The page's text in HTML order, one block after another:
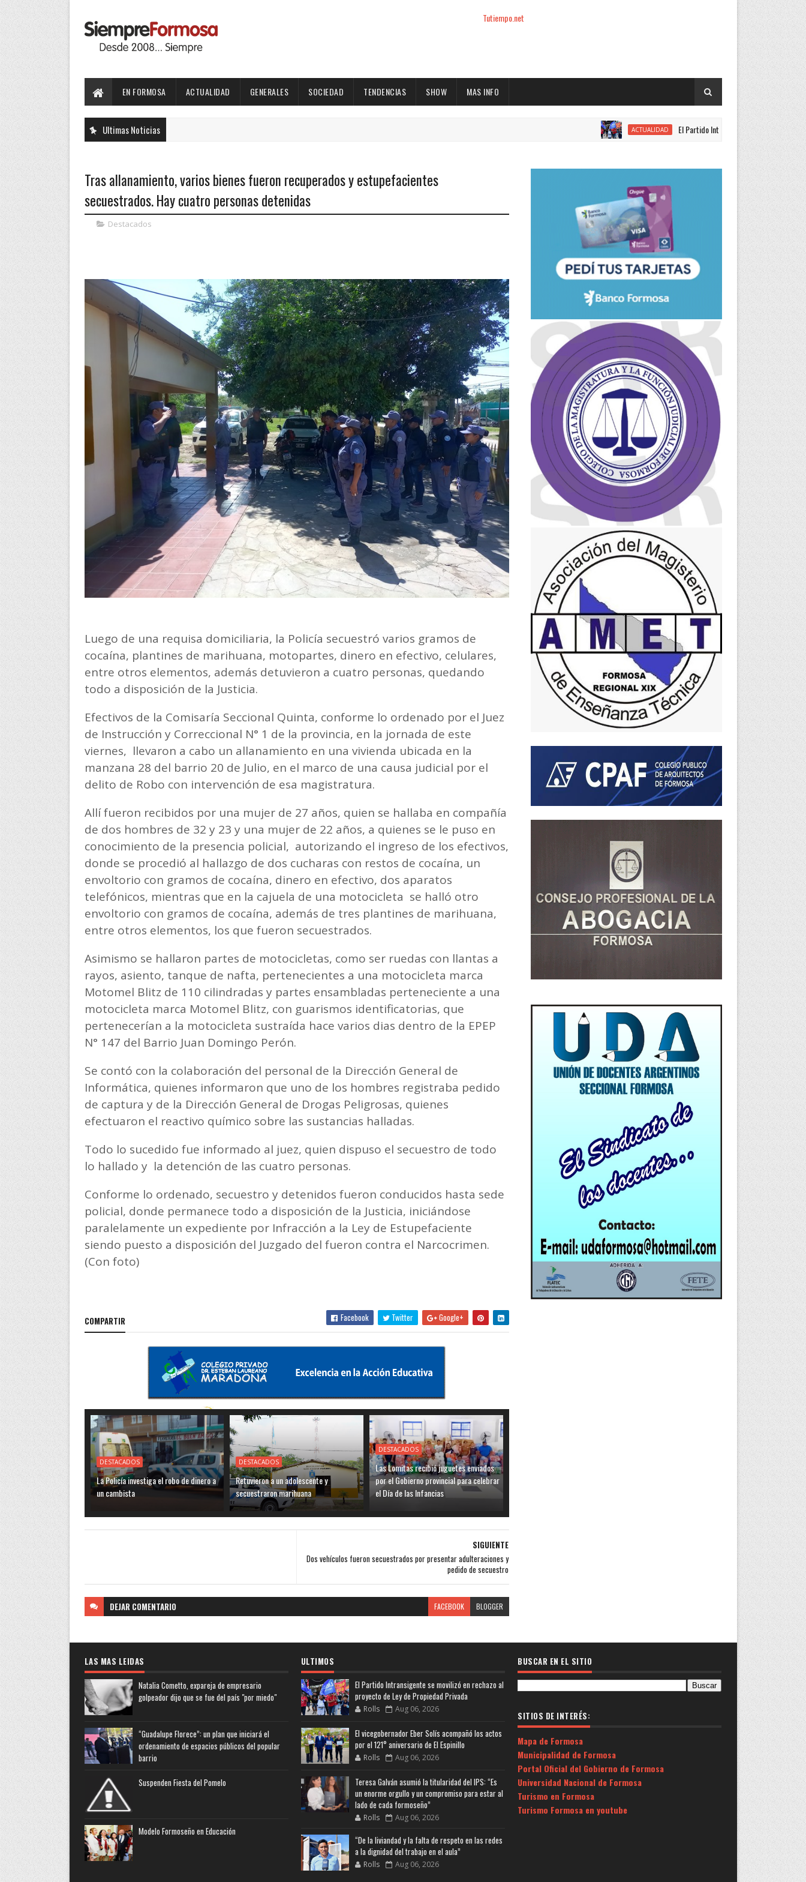
Tutiempo.net
EN FORMOSA ACTUALIDAD GENERALES SOCIEDAD TENDENCIAS SHOW MAS INFO
Ultimas Noticias ACTUALIDAD El Partido Intransigente se movilizó en rechazo al
Tras allanamiento, varios bienes fueron recuperados y estupefacientes
secuestrados. Hay cuatro personas detenidas
Destacados
Luego de una requisa domiciliaria, la Policía secuestró varios gramos de
cocaína, plantines de marihuana, motopartes, dinero en efectivo, celulares,
entre otros elementos, además detuvieron a cuatro personas, quedando
todo a disposición de la Justicia.
Efectivos de la Comisaría Seccional Quinta, conforme lo ordenado por el Juez
de Instrucción y Correccional N° 1 de la provincia, en la jornada de este
viernes, llevaron a cabo un allanamiento en una vivienda ubicada en la
manzana 28 del barrio 20 de Julio, en el marco de una causa judicial por el
delito de Robo con intervención de esa magistratura.
Allí fueron recibidos por una mujer de 27 años, quien se hallaba en compañía
de dos hombres de 32 y 23 y una mujer de 22 años, a quienes se le puso en
conocimiento de la presencia policial, autorizando el ingreso de los efectivos,
donde se procedió al hallazgo de dos cucharas con restos de cocaína, un
envoltorio con gramos de cocaína, dinero en efectivo, dos aparatos
telefónicos, mientras que en la cajuela de una motocicleta se halló otro
envoltorio con gramos de cocaína, además de tres plantines de marihuana,
entre otros elementos, los que fueron secuestrados.
Asimismo se hallaron partes de motocicletas, como ser ruedas con llantas a
rayos, asiento, tanque de nafta, pertenecientes a una motocicleta marca
Motomel Blitz de 110 cilindradas y partes ensambladas perteneciente a una
motocicleta marca Motomel Blitz, con guarismos identificatorias, que
pertenecerían a la motocicleta sustraída hace varios dias dentro de la EPEP
N° 147 del Barrio Juan Domingo Perón.
Se contó con la colaboración del personal de la Dirección General de
Informática, quienes informaron que uno de los hombres registraba pedido
de captura y de la Dirección General de Drogas Peligrosas, quienes
efectuaron el reactivo químico sobre las sustancias halladas.
Todo lo sucedido fue informado al juez, quien dispuso el secuestro de todo
lo hallado y la detención de las cuatro personas.
Conforme lo ordenado, secuestro y detenidos fueron conducidos hasta sede
policial, donde permanece todo a disposición de la Justicia, iniciándose
paralelamente un expediente por Infracción a la Ley de Estupefaciente
siendo puesto a disposición del Juzgado del fueron contra el Narcocrimen.
(Con foto)
COMPARTIR Facebook Twitter Google+
DESTACADOS
La Policía investiga el robo de dinero a
un cambista
DESTACADOS
Retuvieron a un adolescente y
secuestraron marihuana
DESTACADOS
Las Lomitas recibió juguetes enviados
por el Gobierno provincial para celebrar
el Día de las Infancias
SIGUIENTE
Dos vehículos fueron secuestrados por presentar adulteraciones y
pedido de secuestro
DEJAR COMENTARIO FACEBOOK BLOGGER
LAS MAS LEIDAS
Natalia Cometto, expareja de empresario
golpeador dijo que se fue del país "por miedo"
“Guadalupe Florece”: un plan que iniciará el
ordenamiento de espacios públicos del popular
barrio
Suspenden Fiesta del Pomelo
Modelo Formoseño en Educación
ULTIMOS
El Partido Intransigente se movilizó en rechazo al
proyecto de Ley de Propiedad Privada
Rolls Aug 06, 2026
El vicegobernador Eber Solís acompañó los actos
por el 121° aniversario de El Espinillo
Rolls Aug 06, 2026
Teresa Galván asumió la titularidad del IPS: “Es
un enorme orgullo y un compromiso para estar al
lado de cada formoseño”
Rolls Aug 06, 2026
“De la liviandad y la falta de respeto en las redes
a la dignidad del trabajo en el aula”
Rolls Aug 06, 2026
BUSCAR EN EL SITIO
SITIOS DE INTERÉS:
Mapa de Formosa
Municipalidad de Formosa
Portal Oficial del Gobierno de Formosa
Universidad Nacional de Formosa
Turismo en Formosa
Turismo Formosa en youtube